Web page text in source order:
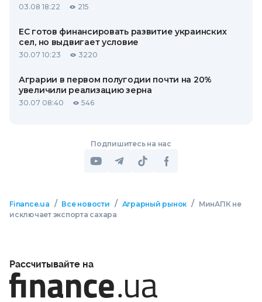
03.08 18:22 215
ЕС готов финансировать развитие украинских
сел, но выдвигает условие
30.07 10:23 3220
Аграрии в первом полугодии почти на 20%
увеличили реализацию зерна
30.07 08:40 546
Подпишитесь на нас
Finance.ua / Все новости / Аграрный рынок /
МинАПК не
исключает экспорта сахара
Рассчитывайте на